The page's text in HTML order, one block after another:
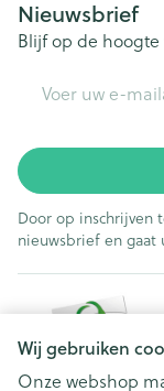
Wij gebruiken
Onze webshop
Nieuwsbrief
Blijf op de
Door op inschrijven
nieuwsbrief en gaat